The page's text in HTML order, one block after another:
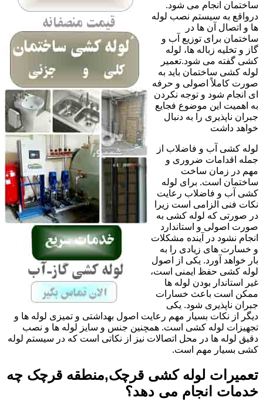
ساختمان انجام می شود.
درواقع به سیستم نصب لوله
ها و اتصال آن ها در
ساختمان برای توزیع آب و
گاز و تخلیه زباله ها، لوله
کشی گفته می شود.تعمیر
لوله کشی ساختمان باید به
صورت کاملاً اصولی و حرفه
ای انجام شود و توجه نکردن
به اهمیت این موضوع فجایع
جبران ناپذیری را به دنبال
خواهد داشت
لوله کشی آب و فاضلاب از
جمله اقدامات ضروری و
مهم در زمان ساخت
ساختمان است. برای لوله
کشی آب و فاضلاب رعایت
نکات فنی الزامی است زیرا
در صورتی که لوله کشی به
صورت اصولی و استاندارد
انجام نشود در آینده مشکلات
و خسارت های زیادی را به
بار خواهد آورد. یکی از اصول
لوله کشی حفظ ایمنی است،
غیر استاندار بودن لوله ها
ممکن است باعث خسارات
جبران ناپذیری شود. یکی
دیگر از نکات بسیار مهم رعایت اصول بهداشتی و تمیزی لوله ها و
تجهیزات لوله کشی است. همچنین جنس و سایز لوله ها و نصب
دقیق لوله ها در محل اتصالات نیز از نکاتی است که در سیستم لوله
کشی بسیار مهم است.
تعمیرات لوله کشی قرچک,منطقه قرچک چه
خدمات انجام می دهد؟